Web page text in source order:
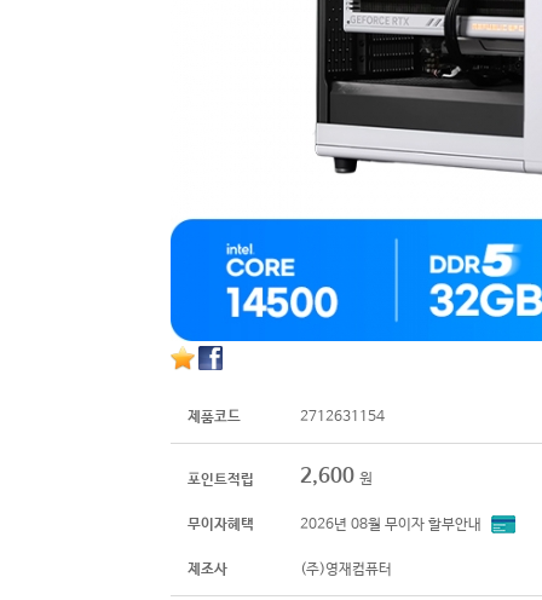
제품코드 2712631154
포인트적립 2,600 원
무이자혜택 2026년 08월 무이자 할부안내
제조사 (주)영재컴퓨터